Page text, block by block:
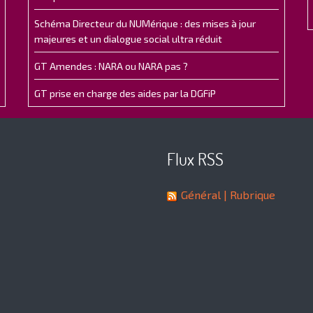
Schéma Directeur du NUMérique : des mises à jour
majeures et un dialogue social ultra réduit
GT Amendes : NARA ou NARA pas ?
GT prise en charge des aides par la DGFiP
Flux RSS
Général | Rubrique